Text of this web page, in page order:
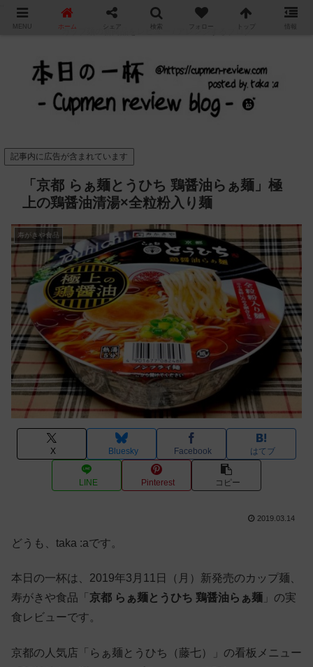
カップ麺の新商品をレビュー / アレンジするブログ
記事内に広告が含まれています
「京都 らぁ麺とうひち 鶏醤油らぁ麺」極
上の鶏醤油清湯×全粒粉入り麺
寿がきや食品
X Bluesky Facebook はてブ
LINE Pinterest コピー
2019.03.14
どうも、taka :aです。
本日の一杯は、2019年3月11日（月）新発売のカップ麺、
寿がきや食品「 京都 らぁ麺とうひち 鶏醤油らぁ麺 」の実
食レビューです。
京都の人気店「らぁ麺とうひち（藤七）」の看板メニュー
MENU ホーム シェア 検索 フォロー トップ 情報